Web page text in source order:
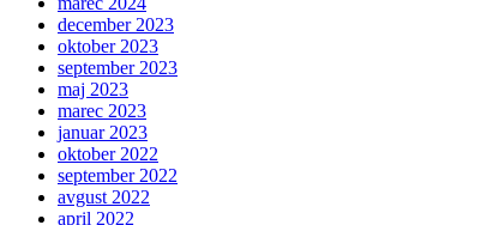
december 2023
oktober 2023
september 2023
maj 2023
marec 2023
januar 2023
oktober 2022
september 2022
avgust 2022
april 2022